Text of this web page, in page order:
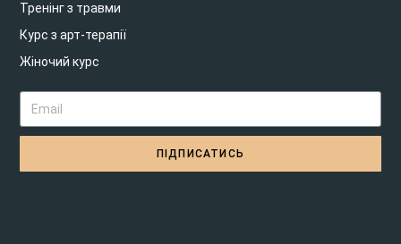
Тренінг з травми
Курс з арт-терапії
Жіночий курс
ПІДПИСАТИСЬ